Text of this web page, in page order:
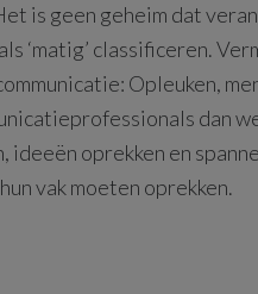
is geen geheim dat
‘matig’ classificeren.
Opleuken,
dan
ideeën oprekken en
vak moeten oprekken.